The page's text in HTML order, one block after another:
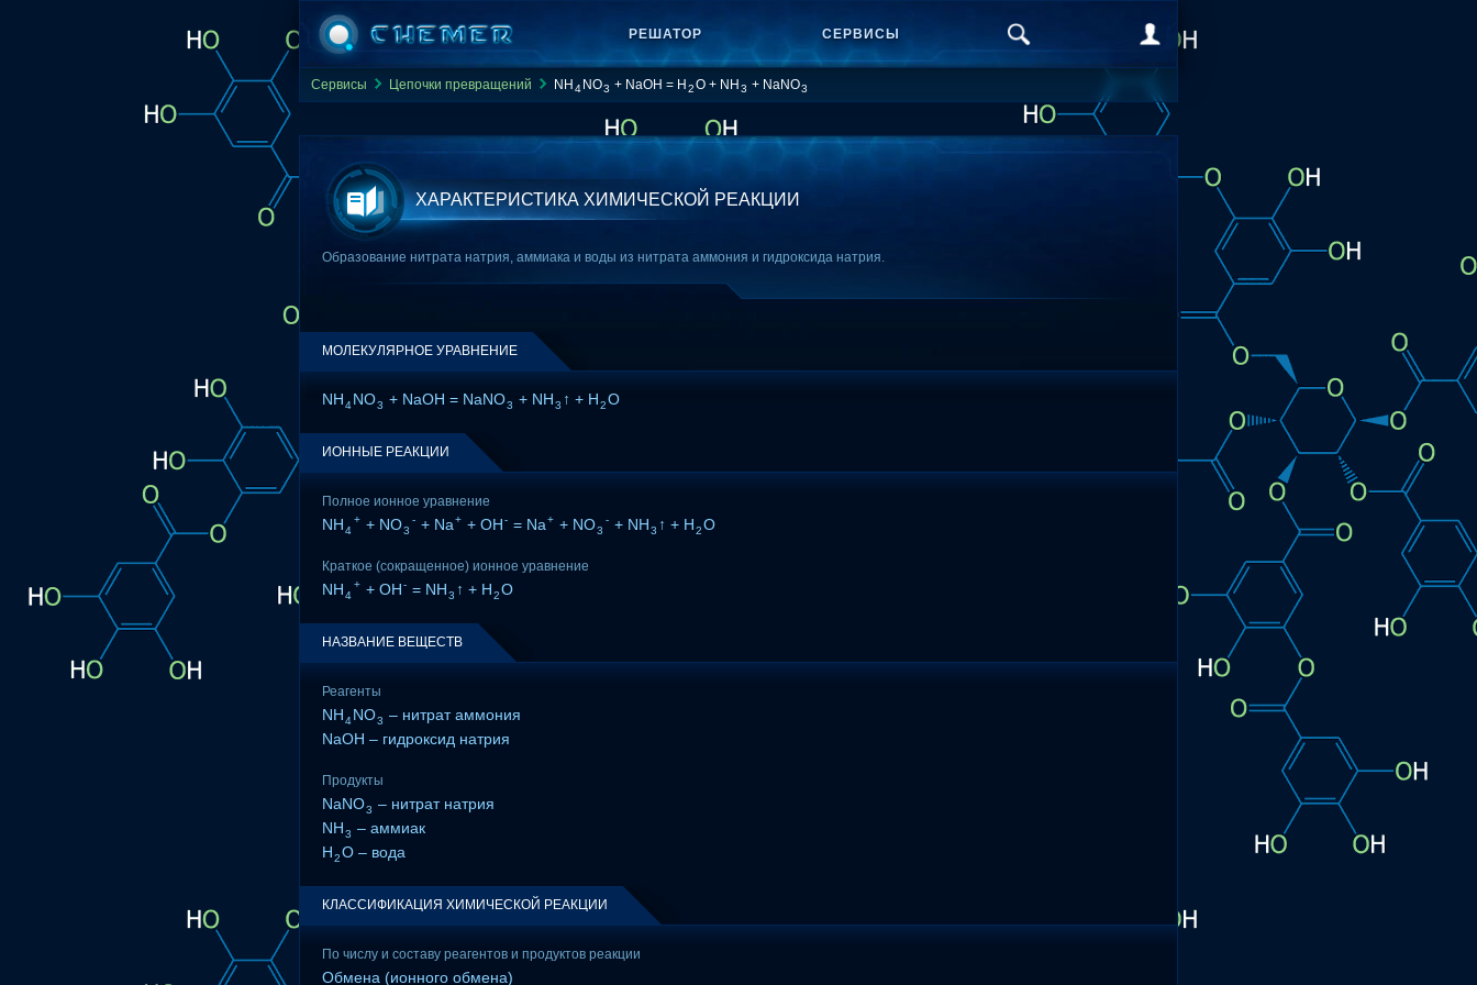
РЕШАТОР СЕРВИСЫ
Сервисы Цепочки превращений NH 4 NO3 + NaOH = H 2O + NH 3 + NaNO3
ХАРАКТЕРИСТИКА ХИМИЧЕСКОЙ РЕАКЦИИ
Образование нитрата натрия, аммиака и воды из нитрата аммония и гидроксида натрия.
МОЛЕКУЛЯРНОЕ УРАВНЕНИЕ
NH4NO3 + NaOH = NaNO3 + NH3 ↑ + H2O
ИОННЫЕ РЕАКЦИИ
Полное ионное уравнение
NH4
+ + NO3
- + Na+ + OH- = Na+ + NO3
- + NH3 ↑ + H2O
Краткое (сокращенное) ионное уравнение
NH4
+ + OH- = NH3 ↑ + H2O
НАЗВАНИЕ ВЕЩЕСТВ
Реагенты
NH4NO3 – нитрат аммония
NaOH – гидроксид натрия
Продукты
NaNO3 – нитрат натрия
NH3 – аммиак
H2O – вода
КЛАССИФИКАЦИЯ ХИМИЧЕСКОЙ РЕАКЦИИ
По числу и составу реагентов и продуктов реакции
Обмена (ионного обмена)